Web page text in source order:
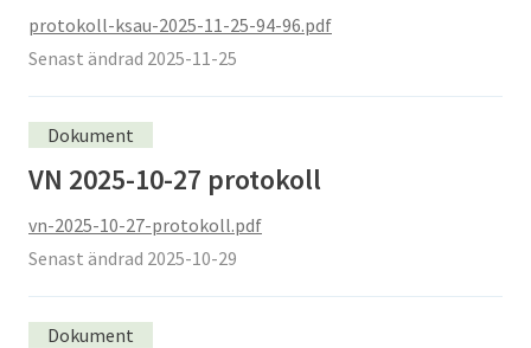
protokoll-ksau-2025-11-25-94-96.pdf
Senast ändrad 2025-11-25
Dokument
VN 2025-10-27 protokoll
vn-2025-10-27-protokoll.pdf
Senast ändrad 2025-10-29
Dokument